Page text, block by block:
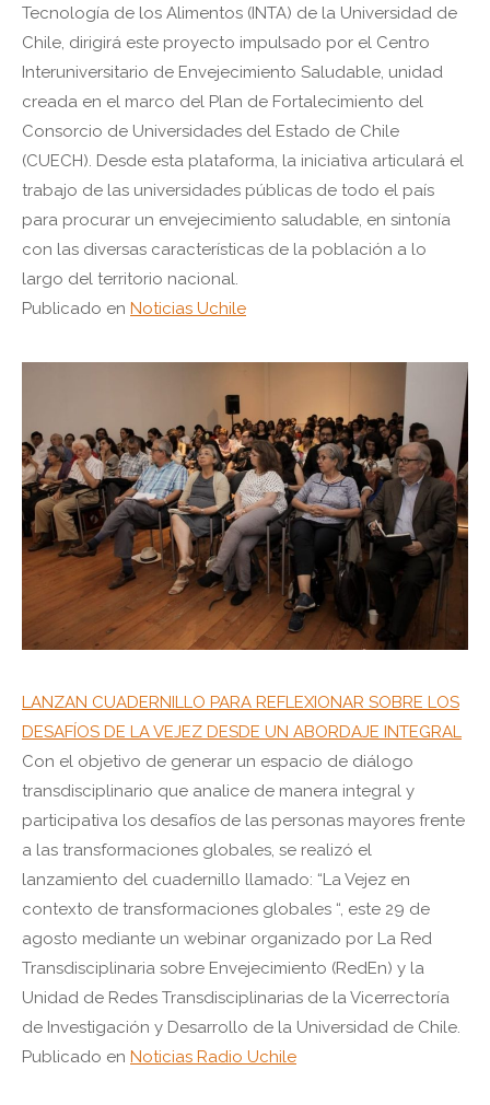
Tecnología de los Alimentos (INTA) de la Universidad de
Chile, dirigirá este proyecto impulsado por el Centro
Interuniversitario de Envejecimiento Saludable, unidad
creada en el marco del Plan de Fortalecimiento del
Consorcio de Universidades del Estado de Chile
(CUECH). Desde esta plataforma, la iniciativa articulará el
trabajo de las universidades públicas de todo el país
para procurar un envejecimiento saludable, en sintonía
con las diversas características de la población a lo
largo del territorio nacional.
Publicado en Noticias Uchile
LANZAN CUADERNILLO PARA REFLEXIONAR SOBRE LOS
DESAFÍOS DE LA VEJEZ DESDE UN ABORDAJE INTEGRAL
Con el objetivo de generar un espacio de diálogo
transdisciplinario que analice de manera integral y
participativa los desafíos de las personas mayores frente
a las transformaciones globales, se realizó el
lanzamiento del cuadernillo llamado: “La Vejez en
contexto de transformaciones globales “, este 29 de
agosto mediante un webinar organizado por La Red
Transdisciplinaria sobre Envejecimiento (RedEn) y la
Unidad de Redes Transdisciplinarias de la Vicerrectoría
de Investigación y Desarrollo de la Universidad de Chile.
Publicado en Noticias Radio Uchile